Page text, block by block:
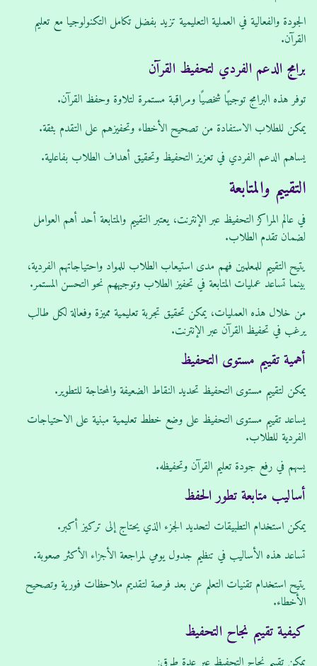
الجودة والفعالية في العملية التعليمية تزيد بفضل تكامل التكنولوجيا مع تعليم
القرآن.
برامج الدعم الفردي لتحفيظ القرآن
توفر هذه البرامج توجيهًا شخصيًا ومراقبة مستمرة لتلاوة وحفظ القرآن.
يمكن للطلاب الاستفادة من تصحيح الأخطاء وتحفيزهم على التقدم بثقة.
يساهم الدعم الفردي في تعزيز التحفيظ وتحقيق أهداف الطلاب بفاعلية.
التقييم والمتابعة
في عالم المراكز التحفيظ عبر الإنترنت، يعتبر التقييم والمتابعة أحد أهم العوامل
لضمان تقدم الطلاب.
يتيح التقييم للمعلمين فهم مدى استيعاب الطلاب للمواد واحتياجاتهم الفردية،
بينما تساعد عمليات المتابعة في تحفيز الطلاب وتوجيههم نحو التحسن المستمر.
من خلال هذه العمليات، يمكن تحقيق تجربة تعليمية مميزة وفعالة لكل طالب
يرغب في تحفيظ القرآن عبر الإنترنت.
أهمية تقييم مستوى التحفيظ
يمكن لتقييم مستوى التحفيظ تحديد النقاط الضعيفة والمحتاجة للتطوير.
يساعد تقييم مستوى التحفيظ على وضع خطط تعليمية مبنية على الاحتياجات
الفردية للطلاب.
يسهم في رفع جودة تعليم القرآن وتحفيظه.
أساليب متابعة تطور الحفظ
يمكن استخدام التطبيقات لتحديد الجزء الذي يحتاج إلى تركيز أكبر.
تساعد هذه الأساليب في تنظيم جدول يومي لمراجعة الأجزاء الأكثر صعوبة.
يتيح استخدام تقنيات التعلم عن بعد فرصة لتقديم ملاحظات فورية وتصحيح
الأخطاء.
كيفية تقييم نجاح التحفيظ